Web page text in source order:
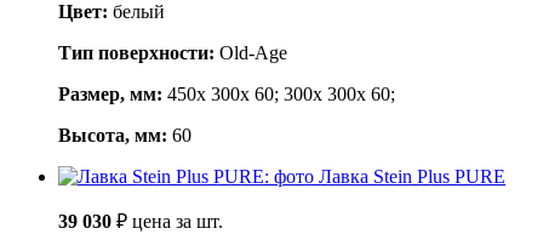
Цвет: белый
Тип поверхности: Old-Age
Размер, мм: 450x 300x 60; 300x 300x 60;
Высота, мм: 60
Лавка Stein Plus PURE
39 030 ₽ цена за шт.